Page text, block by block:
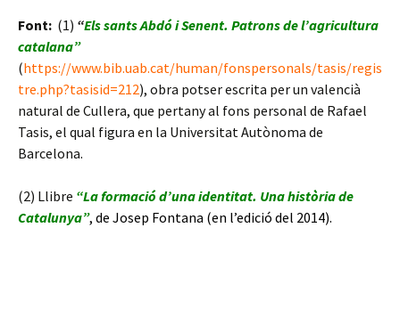
Font: (1) “Els sants Abdó i Senent. Patrons de l’agricultura
catalana”
(https://www.bib.uab.cat/human/fonspersonals/tasis/regis
tre.php?tasisid=212), obra potser escrita per un valencià
natural de Cullera, que pertany al fons personal de Rafael
Tasis, el qual figura en la Universitat Autònoma de
Barcelona.
(2) Llibre “La formació d’una identitat. Una història de
Catalunya”, de Josep Fontana (en l’edició del 2014).